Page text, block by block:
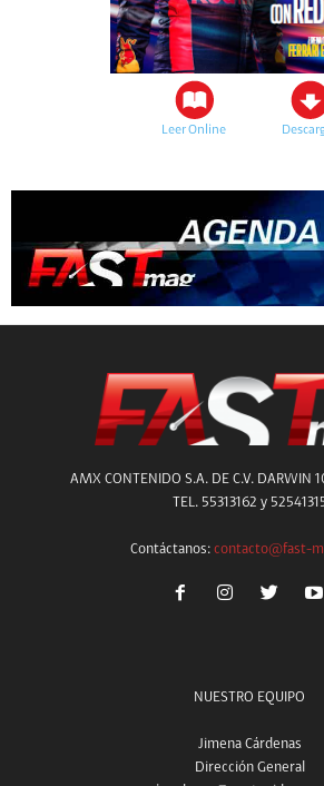
Leer Online
AMX CONTENIDO S.A. DE C.V. DARWIN
TEL. 55313162 y
Contáctanos: contacto@fast-
NUESTRO EQUIPO
Jimena Cárdenas
Dirección General